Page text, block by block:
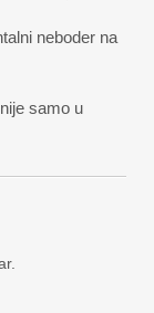
neboder na
samo u